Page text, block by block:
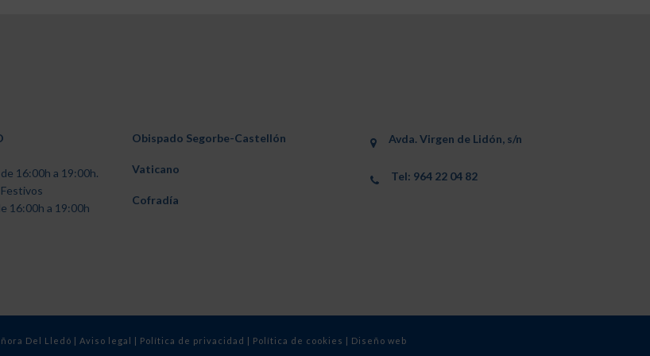
16:00h a 19:00h.
16:00h a 19:00h
Obispado Segorbe-Castellón
Vaticano
Cofradía
Avda. Virgen de Lidón, s/n
Tel: 964 22 04 82
Del Lledó | Aviso legal Política de privacidad Política de cookies Diseño web